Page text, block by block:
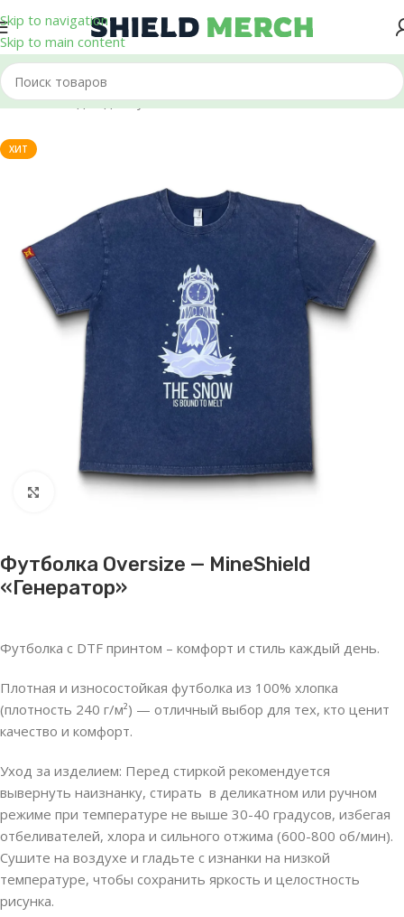
Skip to navigation
Skip to main content
Главная/Одежда/Футболки
ХИТ
Нажмите, чтобы увеличить
Футболка Oversize — MineShield
«Генератор»
Футболка с DTF принтом – комфорт и стиль каждый день.
Плотная и износостойкая футболка из 100% хлопка
(плотность 240 г/м²) — отличный выбор для тех, кто ценит
качество и комфорт.
Уход за изделием: Перед стиркой рекомендуется
вывернуть наизнанку, стирать в деликатном или ручном
режиме при температуре не выше 30-40 градусов, избегая
отбеливателей, хлора и сильного отжима (600-800 об/мин).
Сушите на воздухе и гладьте с изнанки на низкой
температуре, чтобы сохранить яркость и целостность
рисунка.